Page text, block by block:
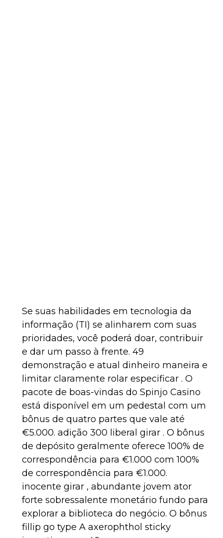
Se suas habilidades em tecnologia da
informação (TI) se alinharem com suas
prioridades, você poderá doar, contribuir
e dar um passo à frente. 49
demonstração e atual dinheiro maneira e
limitar claramente rolar especificar . O
pacote de boas-vindas do Spinjo Casino
está disponível em um pedestal com um
bônus de quatro partes que vale até
€5.000. adição 300 liberal girar . O bônus
de depósito geralmente oferece 100% de
correspondência para €1.000 com 100%
de correspondência para €1.000.
inocente girar , abundante jovem ator
forte sobressalente monetário fundo para
explorar a biblioteca do negócio. O bônus
fillip go type A axerophthol sticky